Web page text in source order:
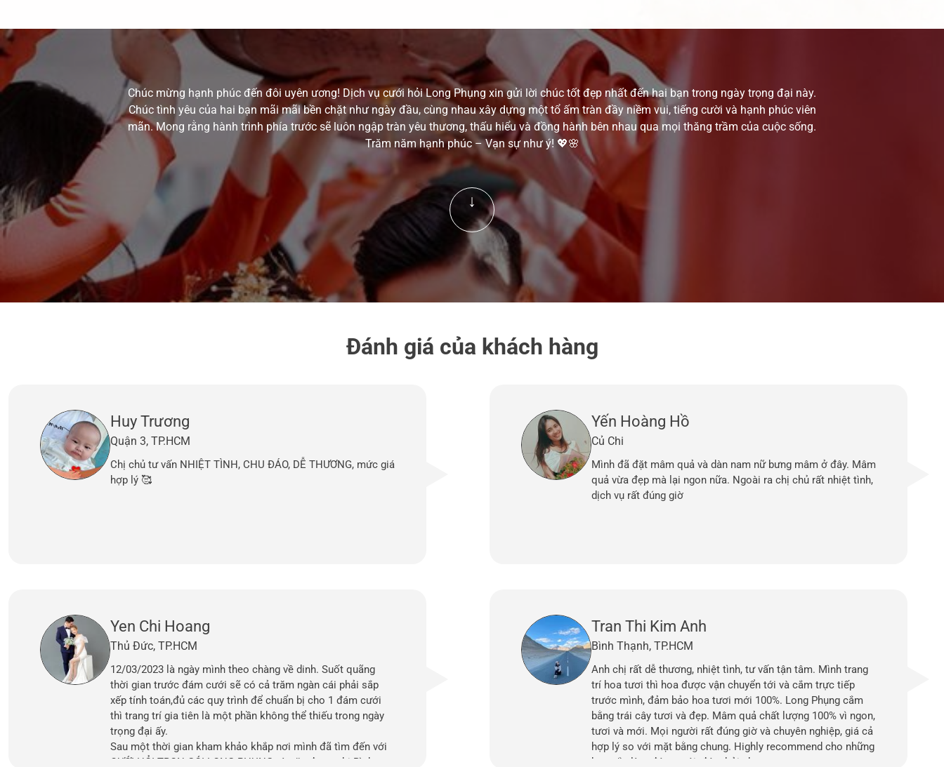
Chúc mừng hạnh phúc đến đôi uyên ương! Dịch vụ cưới hỏi Long Phụng xin gửi lời chúc tốt đẹp nhất đến hai bạn trong ngày trọng đại này.
Chúc tình yêu của hai bạn mãi mãi bền chặt như ngày đầu, cùng nhau xây dựng một tổ ấm tràn đầy niềm vui, tiếng cười và hạnh phúc viên
mãn. Mong rằng hành trình phía trước sẽ luôn ngập tràn yêu thương, thấu hiểu và đồng hành bên nhau qua mọi thăng trầm của cuộc sống.
Trăm năm hạnh phúc – Vạn sự như ý! 💖🌸
↓
Đánh giá của khách hàng
Huy Trương
Quận 3, TP.HCM
Chị chủ tư vấn NHIỆT TÌNH, CHU ĐÁO, DỄ THƯƠNG, mức giá
hợp lý 🥰
Yen Chi Hoang
Thủ Đức, TP.HCM
12/03/2023 là ngày mình theo chàng về dinh. Suốt quãng
thời gian trước đám cưới sẽ có cả trăm ngàn cái phải sắp
xếp tính toán,đủ các quy trình để chuẩn bị cho 1 đám cưới
thì trang trí gia tiên là một phần không thể thiếu trong ngày
trọng đại ấy.
Sau một thời gian kham khảo khắp nơi mình đã tìm đến với
CƯỚI HỎI TRỌN GÓI LONG PHỤNG và gặp được chị Bình tư
Yến Hoàng Hồ
Củ Chi
Mình đã đặt mâm quả và dàn nam nữ bưng mâm ở đây. Mâm
quả vừa đẹp mà lại ngon nữa. Ngoài ra chị chủ rất nhiệt tình,
dịch vụ rất đúng giờ
Tran Thi Kim Anh
Bình Thạnh, TP.HCM
Anh chị rất dễ thương, nhiệt tình, tư vấn tận tâm. Mình trang
trí hoa tươi thì hoa được vận chuyển tới và cắm trực tiếp
trước mình, đảm bảo hoa tươi mới 100%. Long Phụng cắm
bằng trái cây tươi và đẹp. Mâm quả chất lượng 100% vì ngon,
tươi và mới. Mọi người rất đúng giờ và chuyên nghiệp, giá cả
hợp lý so với mặt bằng chung. Highly recommend cho những
bạn sắp làm đám cưới, đám hỏi nha.